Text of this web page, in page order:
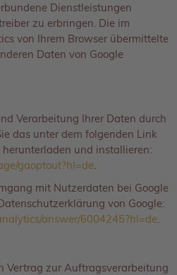
Dienstleistungen
zu erbringen. Die im
von Ihrem Browser übermittelte
Daten von Google
Verarbeitung Ihrer Daten durch
das unter dem folgenden Link
und installieren:
gaoptout?hl=de.
mit Nutzerdaten bei Google
von Google:
answer/6004245?hl=de.
Vertrag zur Auftragsverarbeitung